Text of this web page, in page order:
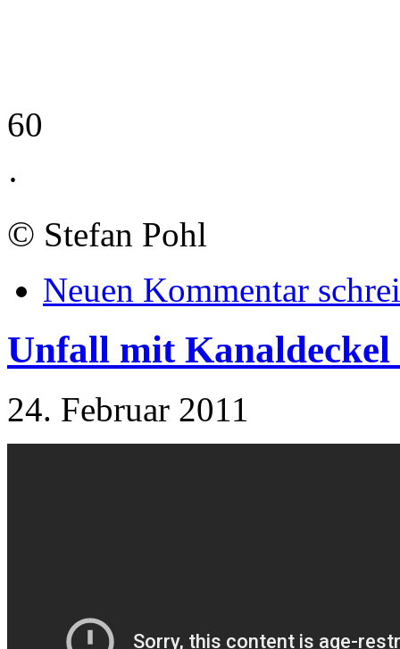
60
·
© Stefan Pohl
Neuen Kommentar
Unfall mit
24. Februar 2011